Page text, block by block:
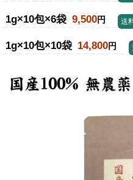
1g×10包×6袋 9,500円 送
1g×10包×10袋 14,800円